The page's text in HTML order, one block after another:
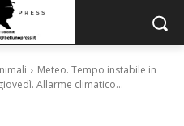
Meteo. Tempo instabile in
Allarme climatico...